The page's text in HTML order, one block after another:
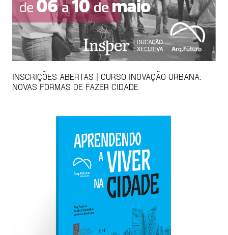
INSCRIÇÕES ABERTAS | CURSO INOVAÇÃO URBANA:
NOVAS FORMAS DE FAZER CIDADE